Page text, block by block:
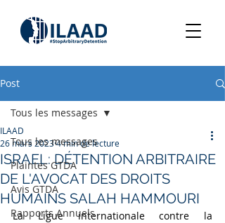
Post
Tous les messages
Plaintes GTDA
Avis GTDA
Rapports Annuels
Tous les messages
ISRAEL: DÉTENTION ARBITRAIRE
DE L'AVOCAT DES DROITS
HUMAINS SALAH HAMMOURI
ILAAD
26 mars 20234 min de lecture
La Ligue internationale contre la